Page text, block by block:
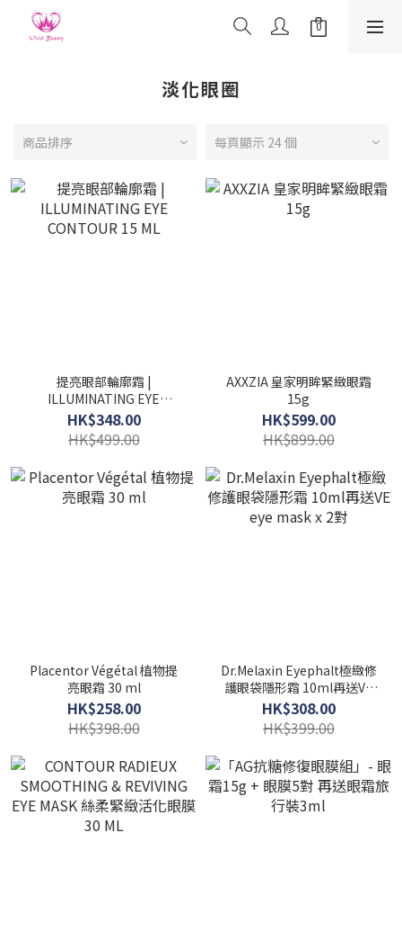
淡化眼圈
商品排序 每頁顯示 24 個
提亮眼部輪廓霜 |
ILLUMINATING EYE
CONTOUR 15 ML
HK$348.00
HK$499.00
AXXZIA 皇家明眸緊緻眼霜
15g
HK$599.00
HK$899.00
Placentor Végétal 植物提
亮眼霜 30 ml
HK$258.00
HK$398.00
Dr.Melaxin Eyephalt極緻修
護眼袋隱形霜 10ml再送VE
eye mask x 2對
HK$308.00
HK$399.00